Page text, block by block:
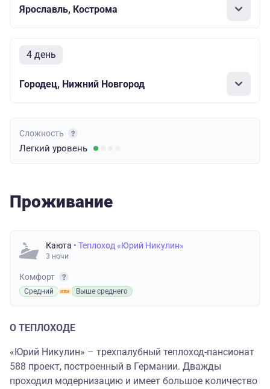
Ярославль, Кострома
4 день
Городец, Нижний Новгород
Сложность
Легкий уровень
Проживание
Каюта • Теплоход «Юрий Никулин»
3 ночи
Комфорт
Средний Выше среднего
О ТЕПЛОХОДЕ
«Юрий Никулин» – трехпалубный теплоход-пансионат
588 проект, построенный в Германии. Дважды
проходил модернизацию и имеет большое количество